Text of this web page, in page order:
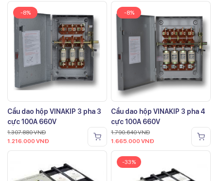
-8%
Cầu dao hộp VINAKIP 3 pha 3
cực 100A 660V
1.307.880VNĐ
1.216.000 VNĐ
-8%
Cầu dao hộp VINAKIP 3 pha 4
cực 100A 660V
1.790.640VNĐ
1.665.000 VNĐ
-33%